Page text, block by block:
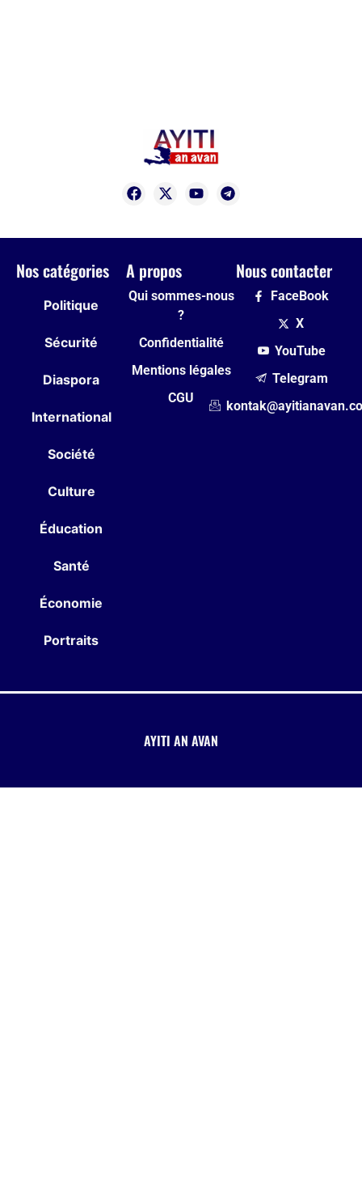
Nos catégories
Politique
Sécurité
Diaspora
International
Société
Culture
Éducation
Santé
Économie
Portraits
A propos
Qui sommes-nous
?
Confidentialité
Mentions légales
CGU
Nous contacter
FaceBook
X
YouTube
Telegram
AYITI AN AVAN